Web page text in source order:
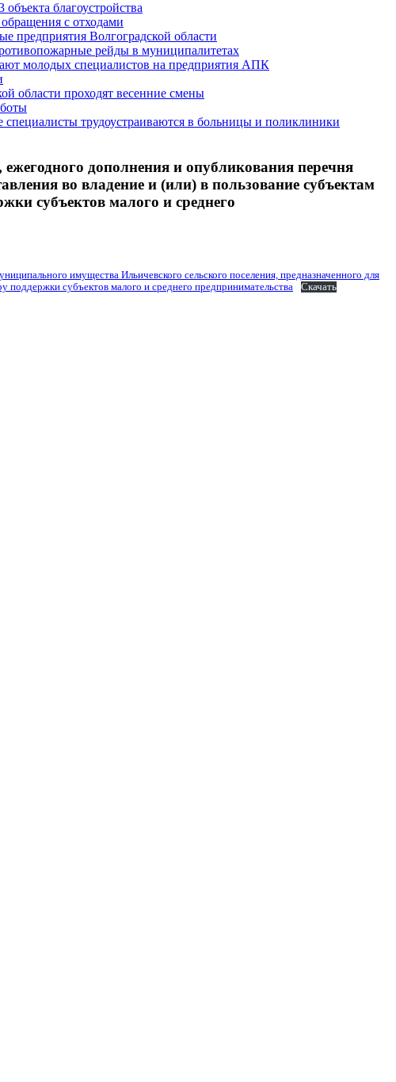
благоустройства
с отходами
предприятия Волгоградской области
рейды в муниципалитетах
молодых специалистов на предприятия АПК
области проходят весенние смены
специалисты трудоустраиваются в больницы и поликлиники
дополнения и опубликования перечня
во владение и (или) в пользование субъектам
субъектов малого и среднего
имущества Ильичевского сельского поселения, предназначенного для
поддержки субъектов малого и среднего предпринимательства
Скачать